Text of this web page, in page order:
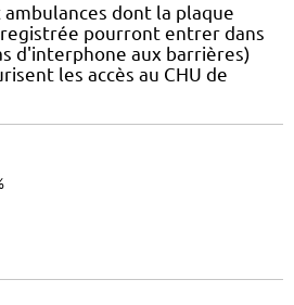
ambulances dont la plaque
pourront entrer dans
d'interphone aux barrières)
les accès au CHU de